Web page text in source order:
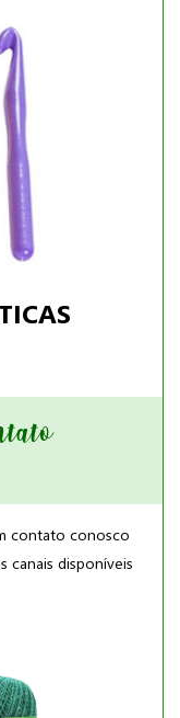
contato conosco
canais disponíveis